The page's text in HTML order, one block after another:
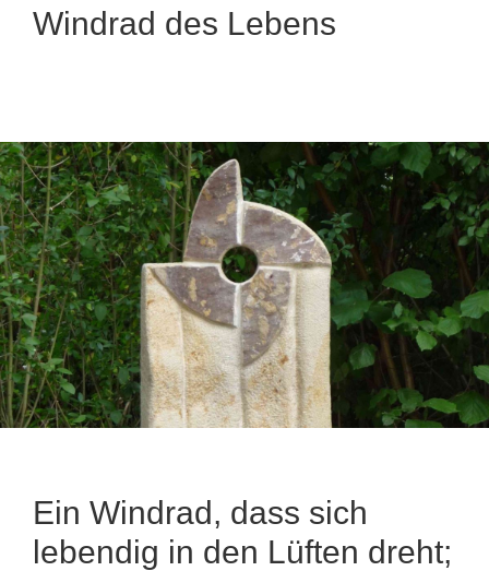
Windrad des Lebens
Ein Windrad, dass sich
lebendig in den Lüften dreht;